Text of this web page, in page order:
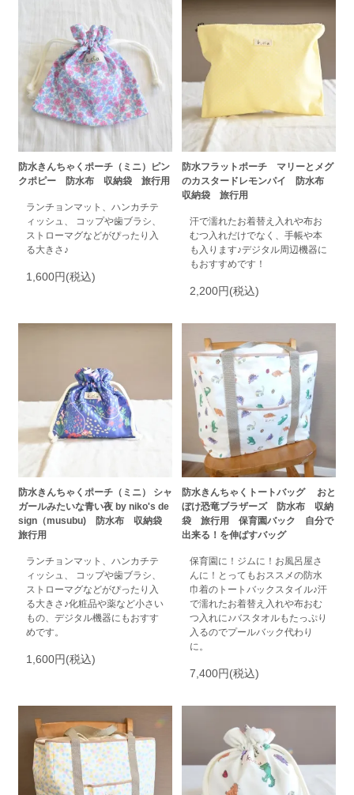
防水きんちゃくポーチ（ミニ）ピン
クポピー 防水布 収納袋 旅行用
ランチョンマット、ハンカチテ
ィッシュ、 コップや歯ブラシ、
ストローマグなどがぴったり入
る大きさ♪
1,600円(税込)
防水フラットポーチ マリーとメグ
のカスタードレモンパイ 防水布
収納袋 旅行用
汗で濡れたお着替え入れや布お
むつ入れだけでなく、手帳や本
も入ります♪デジタル周辺機器に
もおすすめです！
2,200円(税込)
防水きんちゃくポーチ（ミニ） シャ
ガールみたいな青い夜 by niko's de
sign（musubu) 防水布 収納袋
旅行用
ランチョンマット、ハンカチテ
ィッシュ、 コップや歯ブラシ、
ストローマグなどがぴったり入
る大きさ♪化粧品や薬など小さい
もの、デジタル機器にもおすす
めです。
1,600円(税込)
防水きんちゃくトートバッグ おと
ぼけ恐竜ブラザーズ 防水布 収納
袋 旅行用 保育園バック 自分で
出来る！を伸ばすバッグ
保育園に！ジムに！お風呂屋さ
んに！とってもおススメの防水
巾着のトートバックスタイル♪汗
で濡れたお着替え入れや布おむ
つ入れに♪バスタオルもたっぷり
入るのでプールバック代わり
に。
7,400円(税込)